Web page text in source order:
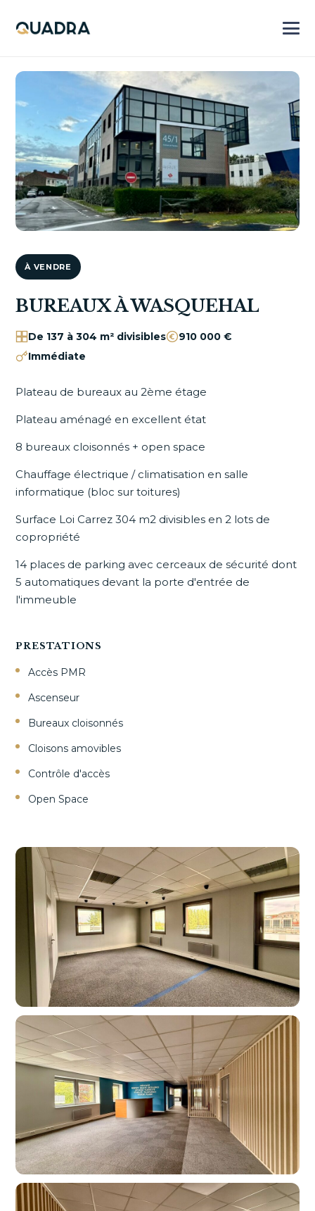
À VENDRE
BUREAUX À WASQUEHAL
De 137 à 304 m² divisibles
910 000 €
Immédiate
Plateau de bureaux au 2ème étage
Plateau aménagé en excellent état
8 bureaux cloisonnés + open space
Chauffage électrique / climatisation en salle
informatique (bloc sur toitures)
Surface Loi Carrez 304 m2 divisibles en 2 lots de
copropriété
14 places de parking avec cerceaux de sécurité dont
5 automatiques devant la porte d'entrée de
l'immeuble
PRESTATIONS
Accès PMR
Ascenseur
Bureaux cloisonnés
Cloisons amovibles
Contrôle d'accès
Open Space